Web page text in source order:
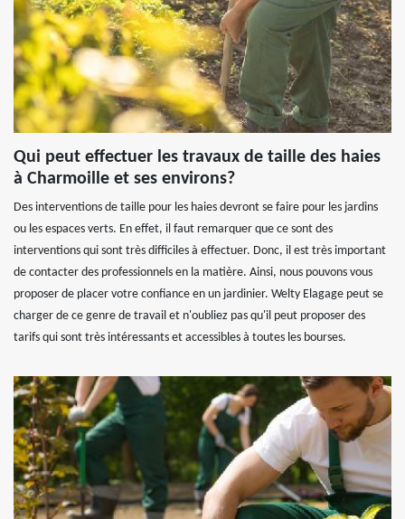
Qui peut effectuer les travaux de taille des haies
à Charmoille et ses environs?
Des interventions de taille pour les haies devront se faire pour les jardins
ou les espaces verts. En effet, il faut remarquer que ce sont des
interventions qui sont très difficiles à effectuer. Donc, il est très important
de contacter des professionnels en la matière. Ainsi, nous pouvons vous
proposer de placer votre confiance en un jardinier. Welty Elagage peut se
charger de ce genre de travail et n'oubliez pas qu'il peut proposer des
tarifs qui sont très intéressants et accessibles à toutes les bourses.